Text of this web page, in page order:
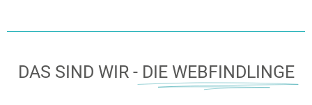
DAS SIND WIR - DIE WEBFINDLINGE